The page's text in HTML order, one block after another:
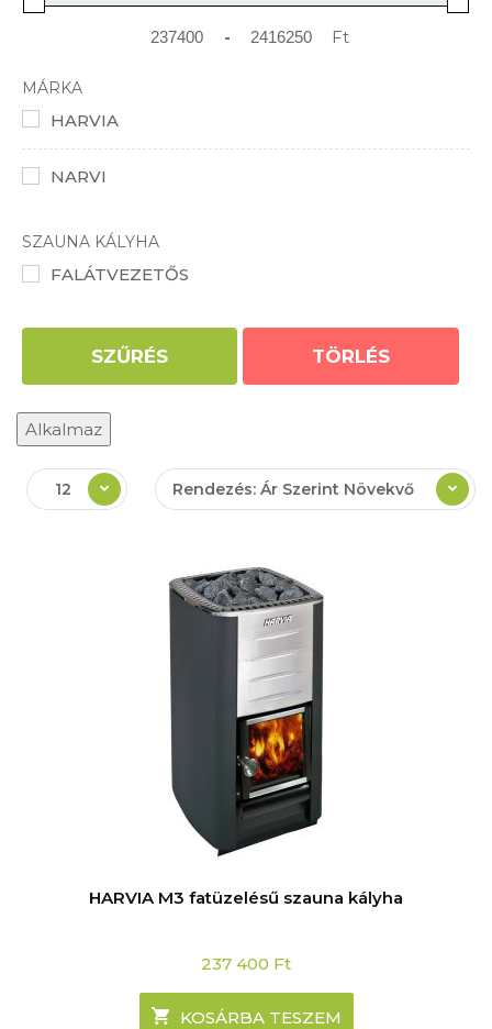
- Ft
MÁRKA
HARVIA
NARVI
SZAUNA KÁLYHA
FALÁTVEZETŐS
SZŰRÉS TÖRLÉS
Alkalmaz
Rendezés: Ár Szerint Növekvő
12
HARVIA M3 fatüzelésű szauna kályha
237 400 Ft
KOSÁRBA TESZEM